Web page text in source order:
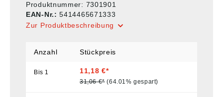
Produktnummer: 7301901
EAN-Nr.:5414465671333
Zur Produktbeschreibung
Anzahl Stückpreis
Bis 1 11,18 €*
31,06 €* (64.01% gespart)